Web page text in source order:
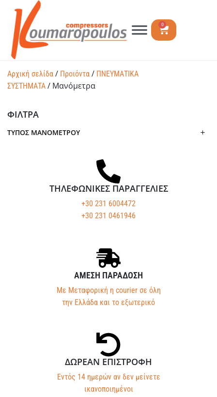
0
Αρχική σελίδα / Προιόντα / ΠΝΕΥΜΑΤΙΚΑ
ΣΥΣΤΗΜΑΤΑ / Μανόμετρα
ΦΙΛΤΡΑ
ΤΎΠΟΣ ΜΑΝΌΜΕΤΡΟΥ
ΤΗΛΕΦΩΝΙΚΕΣ ΠΑΡΑΓΓΕΛΙΕΣ
+30 231 6004472
+30 231 0461946
ΑΜΕΣΗ ΠΑΡΑΔΟΣΗ
Με Μεταφορική η courier σε όλη
την Ελλάδα και το εξωτερικό
ΔΩΡΕΑΝ ΕΠΙΣΤΡΟΦΗ
Εντός 14 ημερών αν δεν μείνετε
ικανοποιημένοι